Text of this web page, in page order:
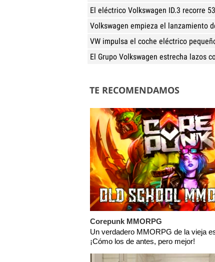
El eléctrico Volkswagen ID.3 recorre
Volkswagen empieza el lanzamiento
VW impulsa el coche eléctrico
El Grupo Volkswagen estrecha lazos
TE RECOMENDAMOS
Corepunk MMORPG
Un verdadero MMORPG de la vieja
¡Cómo los de antes, pero mejor!